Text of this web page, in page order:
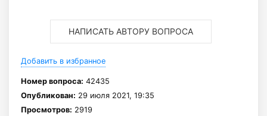
НАПИСАТЬ АВТОРУ ВОПРОСА
Добавить в избранное
Номер вопроса: 42435
Опубликован: 29 июля 2021, 19:35
Просмотров: 2919